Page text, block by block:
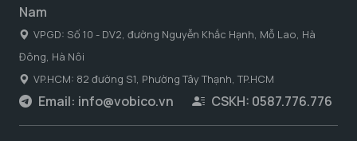
Nam
VPGD: Số 10 - DV2, đường Nguyễn Khắc Hạnh, Mỗ Lao, Hà
Đông, Hà Nôi
VP.HCM: 82 đường S1, Phường Tây Thạnh, TP.HCM
Email: info@vobico.vn CSKH: 0587.776.776